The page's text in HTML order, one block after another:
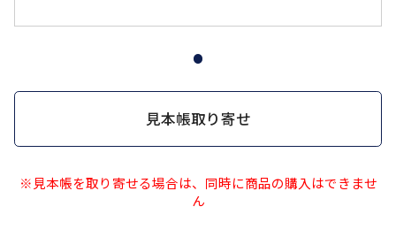
見本帳取り寄せ
※見本帳を取り寄せる場合は、同時に商品の購入はできませ
ん